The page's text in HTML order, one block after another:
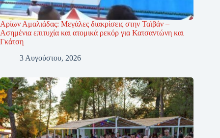
Αρίων Αμαλιάδας: Μεγάλες διακρίσεις στην Ταϊβάν –
Ασημένια επιτυχία και ατομικά ρεκόρ για Κατσαντώνη και
Γκάτση
3 Αυγούστου, 2026